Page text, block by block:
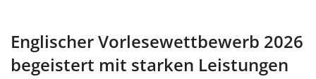
Englischer Vorlesewettbewerb 2026
begeistert mit starken Leistungen